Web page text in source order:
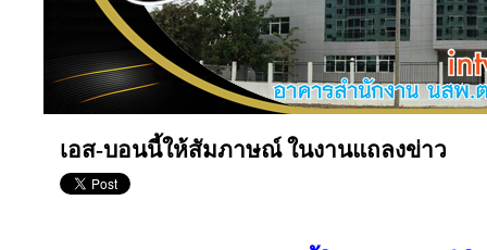
เอส-บอนนี้ให้สัมภาษณ์ ในงานแถลงข่าว